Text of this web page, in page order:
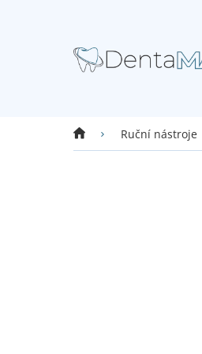
Domů Ruční nástroje